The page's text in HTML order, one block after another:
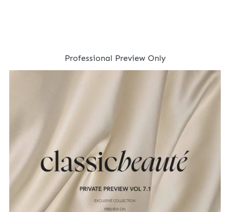
Professional Preview Only